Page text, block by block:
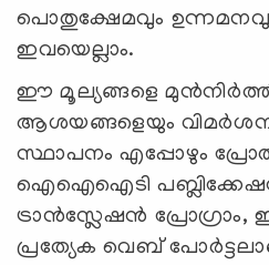
പൊതുക്ഷേമവും
ഇവയെല്ലാം.
ഈ മൂല്യങ്ങളെ
ആശയങ്ങളെയും
സ്ഥാപനം എപ്പോഴും
ഐഐഐടി
ട്രാൻസ്ലേഷൻ പ്രോഗ്രാം,
പ്രത്യേക വെബ്